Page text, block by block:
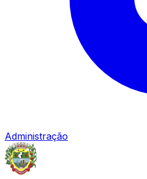
Administração